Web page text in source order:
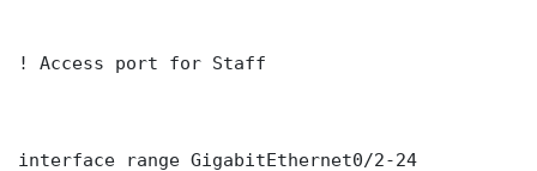
! Access port for Staff
interface range GigabitEthernet0/2-24